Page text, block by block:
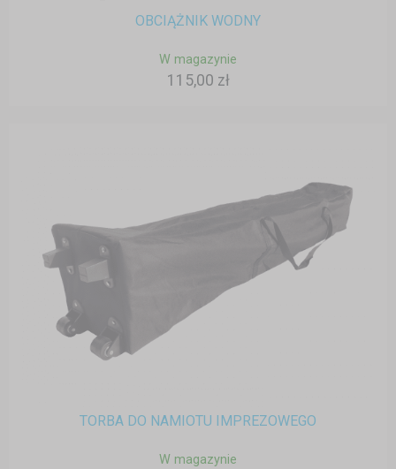
OBCIĄŻNIK WODNY
W magazynie
115,00 zł
TORBA DO NAMIOTU IMPREZOWEGO
W magazynie